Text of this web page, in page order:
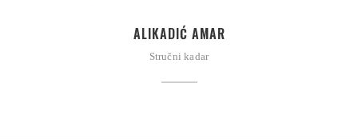
ALIKADIĆ AMAR
Stručni kadar